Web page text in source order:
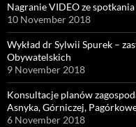
Nagranie VIDEO ze
10 November 2018
Wykład dr Sylwii Spurek –
Obywatelskich
9 November 2018
Konsultacje planów
Asnyka, Górniczej,
6 November 2018